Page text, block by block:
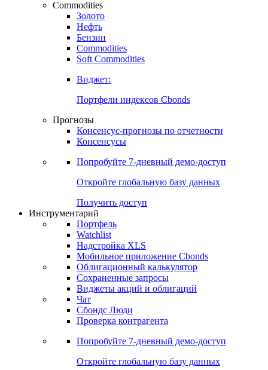
Commodities
Золото
Нефть
Бензин
Commodities
Soft Commodities
Виджет:
Портфели индексов Cbonds
Прогнозы
Консенсус-прогнозы по отчетности
Консенсусы
Попробуйте 7-дневный демо-доступ
Откройте глобальную базу данных
Получить доступ
Инструментарий
Портфель
Watchlist
Надстройка XLS
Мобильное приложение Cbonds
Облигационный калькулятор
Сохраненные запросы
Виджеты акций и облигаций
Чат
Сбондс Люди
Проверка контрагента
Попробуйте 7-дневный демо-доступ
Откройте глобальную базу данных